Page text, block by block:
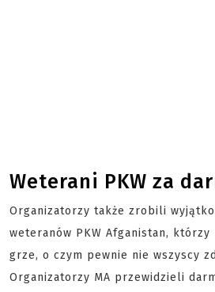
Weterani PKW za
Organizatorzy także zrobili
weteranów PKW Afganistan,
grze, o czym pewnie nie wszyscy
Organizatorzy MA przewidzieli